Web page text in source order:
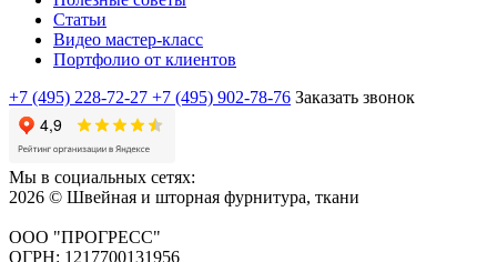
Статьи
Видео мастер-класс
Портфолио от клиентов
+7 (495) 228-72-27 +7 (495) 902-78-76 Заказать звонок
Мы в социальных сетях:
2026 © Швейная и шторная фурнитура, ткани
ООО "ПРОГРЕСС"
ОГРН: 1217700131956